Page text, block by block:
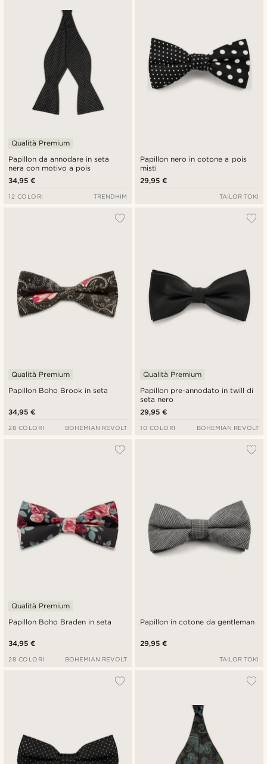
Papillon da annodare in seta
nera con motivo a pois
Qualità Premium
34,95 €
12 COLORI TRENDHIM
Papillon nero in cotone a pois
misti
29,95 €
TAILOR TOKI
Papillon Boho Brook in seta
Qualità Premium
34,95 €
28 COLORI BOHEMIAN REVOLT
Papillon pre-annodato in twill di
seta nero
Qualità Premium
29,95 €
10 COLORI BOHEMIAN REVOLT
Papillon Boho Braden in seta
Qualità Premium
34,95 €
28 COLORI BOHEMIAN REVOLT
Papillon in cotone da gentleman
29,95 €
TAILOR TOKI